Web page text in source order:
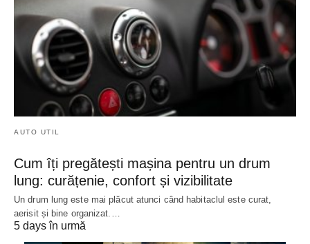
AUTO UTIL
Cum îți pregătești mașina pentru un drum
lung: curățenie, confort și vizibilitate
Un drum lung este mai plăcut atunci când habitaclul este curat,
aerisit și bine organizat.…
5 days în urmă